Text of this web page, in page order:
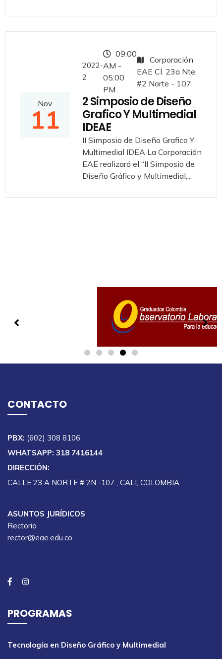
Nov
11
2022-
2
09:00
AM -
05:00
PM
Corporación
EAE Cl. 23a Nte.
#2 Norte - 107
2 Simposio de Diseño
Grafico Y Multimedial
IDEAE
II Simposio de Diseño Grafico Y
Multimedial IDEA La Corporación
EAE realizará el “II Simposio de
Diseño Gráfico y Multimedial,...
CONTACTO
PBX: (602) 308 8106
WHATSAPP: 318 7416144
DIRECCIÓN:
CALLE 23 A NORTE # 2N -107 , CALI, COLOMBIA
ASUNTOS JURÍDICOS
Rectoria
rector@eae.edu.co
PROGRAMAS
Tecnología en Diseño Gráfico y Multimedial